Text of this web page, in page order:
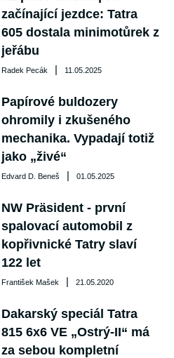
začínající jezdce: Tatra
605 dostala minimotůrek z
jeřábu
Radek Pecák | 11.05.2025
Papírové buldozery
ohromily i zkušeného
mechanika. Vypadají totiž
jako „živé“
Edvard D. Beneš | 01.05.2025
NW Präsident - první
spalovací automobil z
kopřivnické Tatry slaví
122 let
František Mašek | 21.05.2020
Dakarský speciál Tatra
815 6x6 VE „Ostrý-II“ má
za sebou kompletní